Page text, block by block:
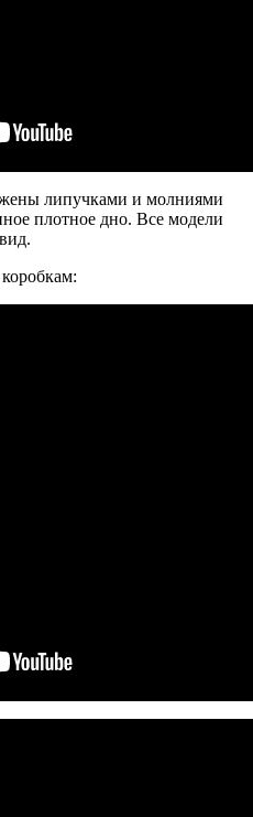
липучками и молниями
плотное дно. Все модели